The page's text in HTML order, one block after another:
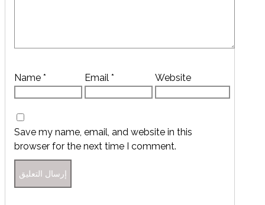
Name * Email * Website
Save my name, email, and website in this
browser for the next time I comment.